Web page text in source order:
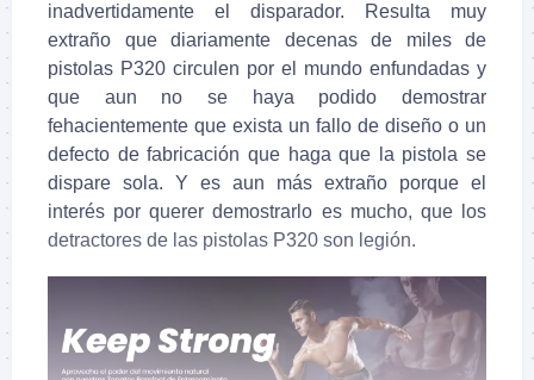
inadvertidamente el disparador. Resulta muy
extraño que diariamente decenas de miles de
pistolas P320 circulen por el mundo enfundadas y
que aun no se haya podido demostrar
fehacientemente que exista un fallo de diseño o un
defecto de fabricación que haga que la pistola se
dispare sola. Y es aun más extraño porque el
interés por querer demostrarlo es mucho, que los
detractores de las pistolas P320 son legión.